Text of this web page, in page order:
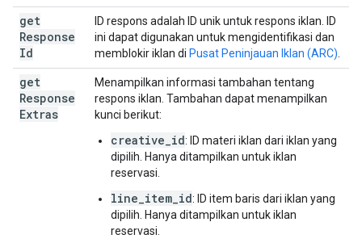
get
Response
Id
ID respons adalah ID unik untuk respons iklan. ID
ini dapat digunakan untuk mengidentifikasi dan
memblokir iklan di Pusat Peninjauan Iklan (ARC)
get
Response
Extras
Menampilkan informasi tambahan tentang
respons iklan. Tambahan dapat menampilkan
kunci berikut:
creative_id: ID materi iklan dari iklan yang
dipilih. Hanya ditampilkan untuk iklan
reservasi.
line_item_id: ID item baris dari iklan yang
dipilih. Hanya ditampilkan untuk iklan
reservasi.